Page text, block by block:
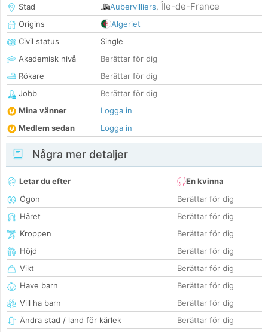
Stad
Aubervilliers, Île-de-France
Origins
Algeriet
Civil status
Single
Akademisk nivå
Berättar för dig
Rökare
Berättar för dig
Jobb
Berättar för dig
Mina vänner
Logga in
Medlem sedan
Logga in
Några mer detaljer
Letar du efter
En kvinna
Ögon
Berättar för dig
Håret
Berättar för dig
Kroppen
Berättar för dig
Höjd
Berättar för dig
Vikt
Berättar för dig
Have barn
Berättar för dig
Vill ha barn
Berättar för dig
Ändra stad / land för kärlek
Berättar för dig